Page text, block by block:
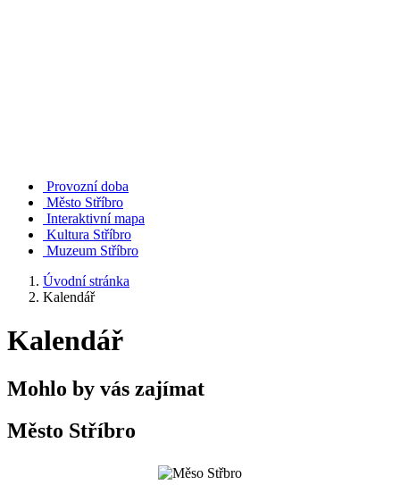
Provozní doba
Město Stříbro
Interaktivní mapa
Kultura Stříbro
Muzeum Stříbro
Úvodní stránka
Kalendář
Kalendář
Mohlo by vás zajímat
Město Stříbro